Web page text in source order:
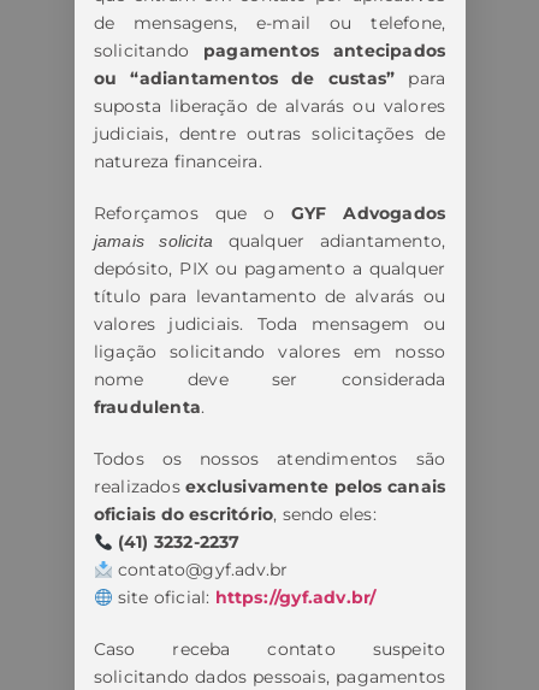
de mensagens, e-mail ou telefone,
solicitando pagamentos antecipados
ou “adiantamentos de custas” para
suposta liberação de alvarás ou valores
judiciais, dentre outras solicitações de
natureza financeira.
Reforçamos que o GYF Advogados
jamais solicita qualquer adiantamento,
depósito, PIX ou pagamento a qualquer
título para levantamento de alvarás ou
valores judiciais. Toda mensagem ou
ligação solicitando valores em nosso
nome deve ser considerada
fraudulenta.
Todos os nossos atendimentos são
realizadosexclusivamente pelos canais
oficiais do escritório, sendo eles:
(41) 3232-2237
contato@gyf.adv.br
site oficial: https://gyf.adv.br/
Caso receba contato suspeito
solicitando dados pessoais, pagamentos